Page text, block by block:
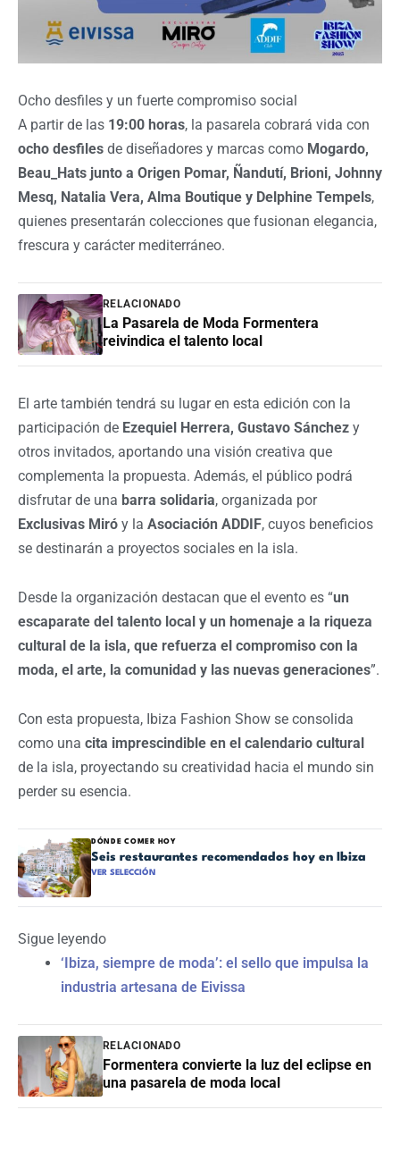
Ocho desfiles y un fuerte compromiso social
A partir de las 19:00 horas, la pasarela cobrará vida con
ocho desfiles de diseñadores y marcas como Mogardo,
Beau_Hats junto a Origen Pomar, Ñandutí, Brioni, Johnny
Mesq, Natalia Vera, Alma Boutique y Delphine Tempels,
quienes presentarán colecciones que fusionan elegancia,
frescura y carácter mediterráneo.
RELACIONADO
La Pasarela de Moda Formentera
reivindica el talento local
El arte también tendrá su lugar en esta edición con la
participación de Ezequiel Herrera, Gustavo Sánchez y
otros invitados, aportando una visión creativa que
complementa la propuesta. Además, el público podrá
disfrutar de una barra solidaria, organizada por
Exclusivas Miró y la Asociación ADDIF, cuyos beneficios
se destinarán a proyectos sociales en la isla.
Desde la organización destacan que el evento es “un
escaparate del talento local y un homenaje a la riqueza
cultural de la isla, que refuerza el compromiso con la
moda, el arte, la comunidad y las nuevas generaciones”.
Con esta propuesta, Ibiza Fashion Show se consolida
como una cita imprescindible en el calendario cultural
de la isla, proyectando su creatividad hacia el mundo sin
perder su esencia.
DÓNDE COMER HOY
Seis restaurantes recomendados hoy en Ibiza
VER SELECCIÓN
Sigue leyendo
‘Ibiza, siempre de moda’: el sello que impulsa la
industria artesana de Eivissa
RELACIONADO
Formentera convierte la luz del eclipse en
una pasarela de moda local